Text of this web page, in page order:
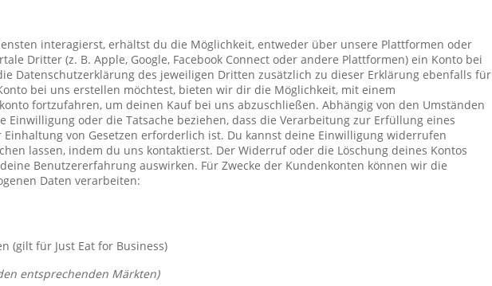
interagierst, erhältst du die Möglichkeit, entweder über unsere Plattformen oder
Dritter (z. B. Apple, Google, Facebook Connect oder andere Plattformen) ein Konto bei
Datenschutzerklärung des jeweiligen Dritten zusätzlich zu dieser Erklärung ebenfalls für
bei uns erstellen möchtest, bieten wir dir die Möglichkeit, mit einem
fortzufahren, um deinen Kauf bei uns abzuschließen. Abhängig von den Umständen
Einwilligung oder die Tatsache beziehen, dass die Verarbeitung zur Erfüllung eines
von Gesetzen erforderlich ist. Du kannst deine Einwilligung widerrufen
lassen, indem du uns kontaktierst. Der Widerruf oder die Löschung deines Kontos
Benutzererfahrung auswirken. Für Zwecke der Kundenkonten können wir die
Daten verarbeiten:
(gilt für Just Eat for Business)
entsprechenden Märkten)